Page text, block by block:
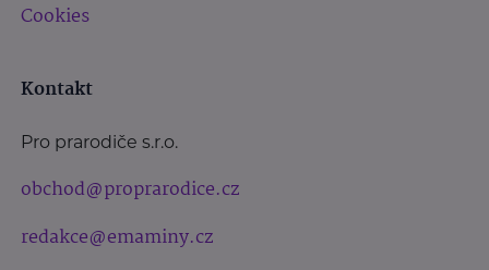
Cookies
Kontakt
Pro prarodiče s.r.o.
obchod@proprarodice.cz
redakce@emaminy.cz